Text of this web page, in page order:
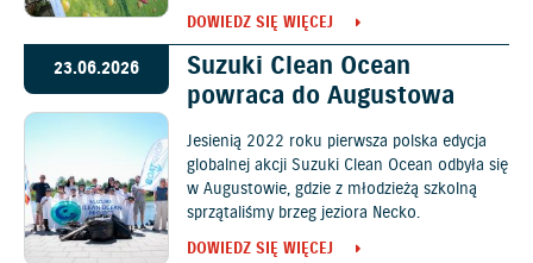
DOWIEDZ SIĘ WIĘCEJ
23.06.2026
Suzuki Clean Ocean
powraca do Augustowa
Jesienią 2022 roku pierwsza polska edycja
globalnej akcji Suzuki Clean Ocean odbyła się
w Augustowie, gdzie z młodzieżą szkolną
sprzątaliśmy brzeg jeziora Necko.
DOWIEDZ SIĘ WIĘCEJ